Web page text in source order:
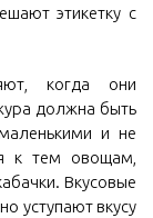
этикетку с
когда они
должна быть
и не
к тем овощам,
Вкусовые
уступают вкусу